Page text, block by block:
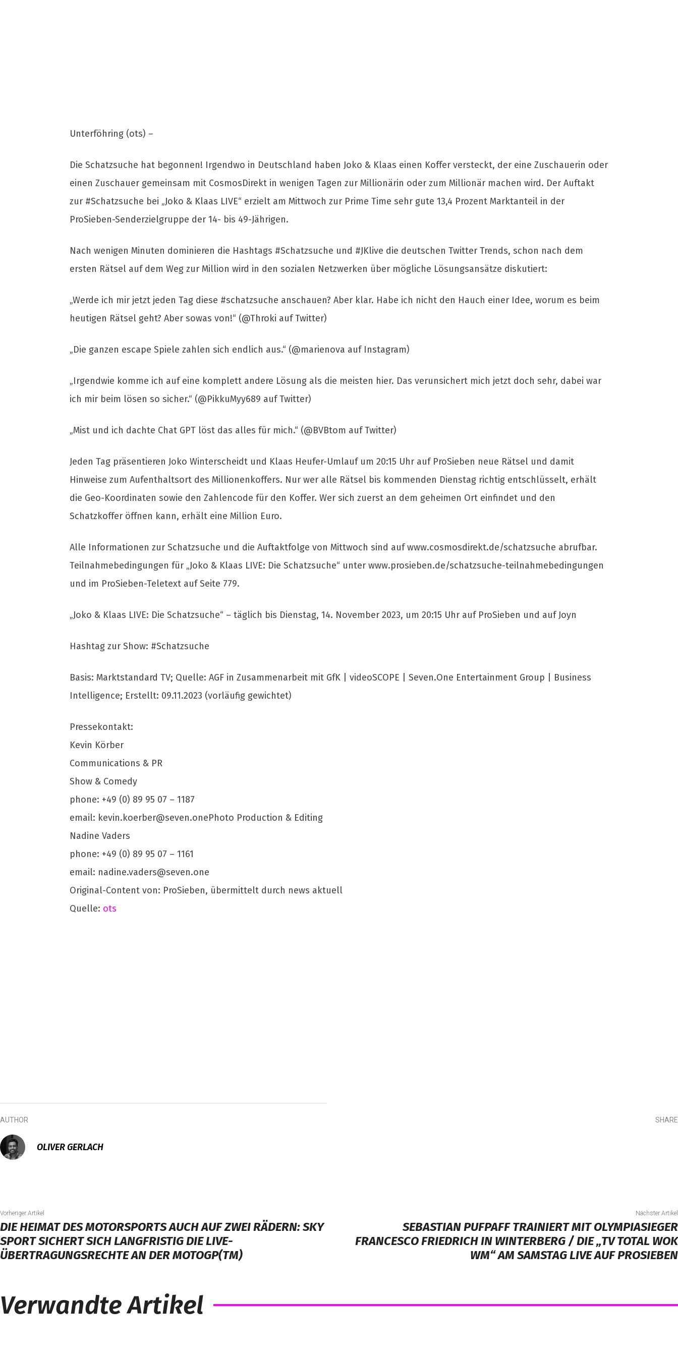
Unterföhring (ots) –
Die Schatzsuche hat begonnen! Irgendwo in Deutschland haben Joko & Klaas einen Koffer versteckt, der eine Zuschauerin oder
einen Zuschauer gemeinsam mit CosmosDirekt in wenigen Tagen zur Millionärin oder zum Millionär machen wird. Der Auftakt
zur #Schatzsuche bei „Joko & Klaas LIVE“ erzielt am Mittwoch zur Prime Time sehr gute 13,4 Prozent Marktanteil in der
ProSieben-Senderzielgruppe der 14- bis 49-Jährigen.
Nach wenigen Minuten dominieren die Hashtags #Schatzsuche und #JKlive die deutschen Twitter Trends, schon nach dem
ersten Rätsel auf dem Weg zur Million wird in den sozialen Netzwerken über mögliche Lösungsansätze diskutiert:
„Werde ich mir jetzt jeden Tag diese #schatzsuche anschauen? Aber klar. Habe ich nicht den Hauch einer Idee, worum es beim
heutigen Rätsel geht? Aber sowas von!“ (@Throki auf Twitter)
„Die ganzen escape Spiele zahlen sich endlich aus.“ (@marienova auf Instagram)
„Irgendwie komme ich auf eine komplett andere Lösung als die meisten hier. Das verunsichert mich jetzt doch sehr, dabei war
ich mir beim lösen so sicher.“ (@PikkuMyy689 auf Twitter)
„Mist und ich dachte Chat GPT löst das alles für mich.“ (@BVBtom auf Twitter)
Jeden Tag präsentieren Joko Winterscheidt und Klaas Heufer-Umlauf um 20:15 Uhr auf ProSieben neue Rätsel und damit
Hinweise zum Aufenthaltsort des Millionenkoffers. Nur wer alle Rätsel bis kommenden Dienstag richtig entschlüsselt, erhält
die Geo-Koordinaten sowie den Zahlencode für den Koffer. Wer sich zuerst an dem geheimen Ort einfindet und den
Schatzkoffer öffnen kann, erhält eine Million Euro.
Alle Informationen zur Schatzsuche und die Auftaktfolge von Mittwoch sind auf www.cosmosdirekt.de/schatzsuche abrufbar.
Teilnahmebedingungen für „Joko & Klaas LIVE: Die Schatzsuche“ unter www.prosieben.de/schatzsuche-teilnahmebedingungen
und im ProSieben-Teletext auf Seite 779.
„Joko & Klaas LIVE: Die Schatzsuche“ – täglich bis Dienstag, 14. November 2023, um 20:15 Uhr auf ProSieben und auf Joyn
Hashtag zur Show: #Schatzsuche
Basis: Marktstandard TV; Quelle: AGF in Zusammenarbeit mit GfK | videoSCOPE | Seven.One Entertainment Group | Business
Intelligence; Erstellt: 09.11.2023 (vorläufig gewichtet)
Pressekontakt:
Kevin Körber
Communications & PR
Show & Comedy
phone: +49 (0) 89 95 07 – 1187
email: kevin.koerber@seven.onePhoto Production & Editing
Nadine Vaders
phone: +49 (0) 89 95 07 – 1161
email: nadine.vaders@seven.one
Original-Content von: ProSieben, übermittelt durch news aktuell
Quelle: ots
AUTHOR
OLIVER GERLACH
SHARE
Vorheriger Artikel
DIE HEIMAT DES MOTORSPORTS AUCH AUF ZWEI RÄDERN: SKY
SPORT SICHERT SICH LANGFRISTIG DIE LIVE-
ÜBERTRAGUNGSRECHTE AN DER MOTOGP(TM)
Nächster Artikel
SEBASTIAN PUFPAFF TRAINIERT MIT OLYMPIASIEGER
FRANCESCO FRIEDRICH IN WINTERBERG / DIE „TV TOTAL WOK
WM“ AM SAMSTAG LIVE AUF PROSIEBEN
Verwandte Artikel